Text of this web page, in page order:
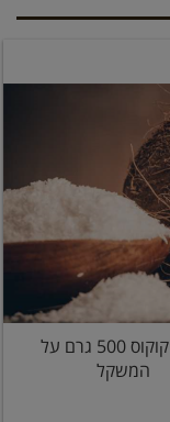
קמח קוקוס 500 גרם על
המשקל